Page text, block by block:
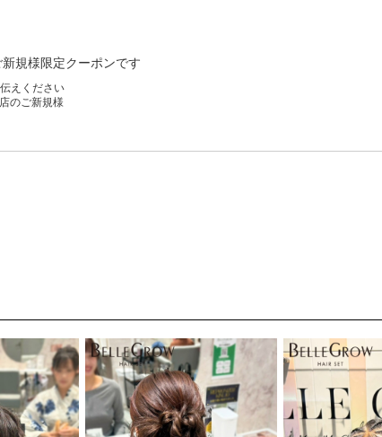
規様限定クーポンです
えください
のご新規様